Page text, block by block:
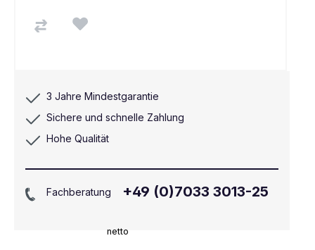
netto
3 Jahre Mindestgarantie
Sichere und schnelle Zahlung
Hohe Qualität
Fachberatung +49 (0)7033 3013-25